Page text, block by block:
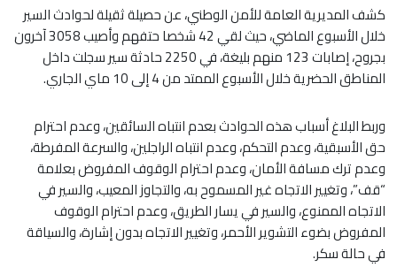
كشف المديرية العامة للأمن الوطني، عن حصيلة ثقيلة لحوادث السير
خلال الأسبوع الماضي، حيث لقي 42 شخصا حتفهم وأصيب 3058 آخرون
بجروح، إصابات 123 منهم بليغة، في 2250 حادثة سير سجلت داخل
المناطق الحضرية خلال الأسبوع الممتد من 4 إلى 10 ماي الجاري.
وربط البلاغ أسباب هذه الحوادث بعدم انتباه السائقين، وعدم احترام
حق الأسبقية، وعدم التحكم، وعدم انتباه الراجلين، والسرعة المفرطة،
وعدم ترك مسافة الأمان، وعدم احترام الوقوف المفروض بعلامة
“قف”، وتغيير الاتجاه غير المسموح به، والتجاوز المعيب، والسير في
الاتجاه الممنوع، والسير في يسار الطريق، وعدم احترام الوقوف
المفروض بضوء التشوير الأحمر، وتغيير الاتجاه بدون إشارة، والسياقة
في حالة سكر.